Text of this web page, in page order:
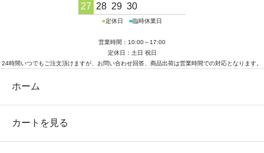
27 28 29 30
■定休日 ■臨時休業日
営業時間：10:00～17:00
定休日：土日 祝日
24時間いつでもご注文頂けますが、お問い合わせ回答、商品出荷は営業時間での対応となります。
ホーム
カートを見る